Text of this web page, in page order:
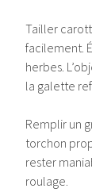
Tailler
facilement.
herbes.
la galette
Remplir un
torchon
rester
roulage.